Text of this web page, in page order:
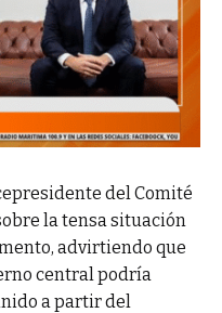
del Comité
la tensa situación
advirtiendo que
central podría
a partir del